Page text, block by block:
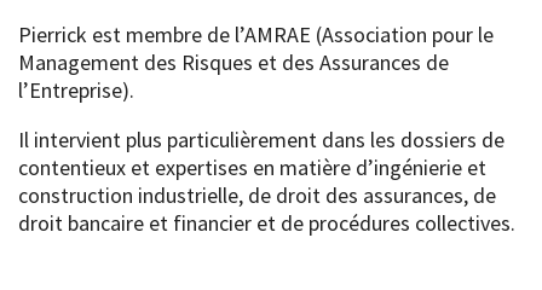
Pierrick est membre de l’AMRAE (Association pour le
Management des Risques et des Assurances de
l’Entreprise).
Il intervient plus particulièrement dans les dossiers de
contentieux et expertises en matière d’ingénierie et
construction industrielle, de droit des assurances, de
droit bancaire et financier et de procédures collectives.